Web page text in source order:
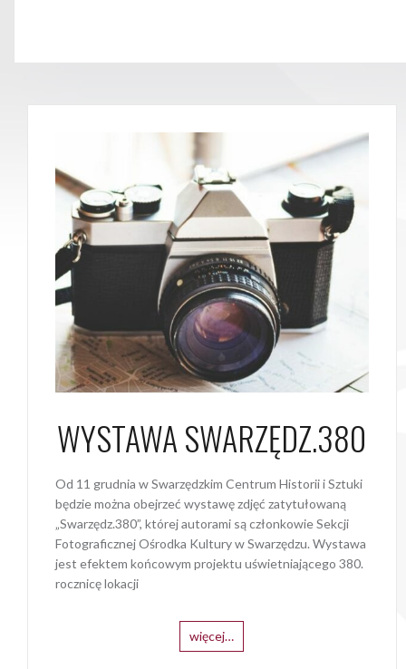
WYSTAWA SWARZĘDZ.380
Od 11 grudnia w Swarzędzkim Centrum Historii i Sztuki
będzie można obejrzeć wystawę zdjęć zatytułowaną
„Swarzędz.380”, której autorami są członkowie Sekcji
Fotograficznej Ośrodka Kultury w Swarzędzu. Wystawa
jest efektem końcowym projektu uświetniającego 380.
rocznicę lokacji
więcej…